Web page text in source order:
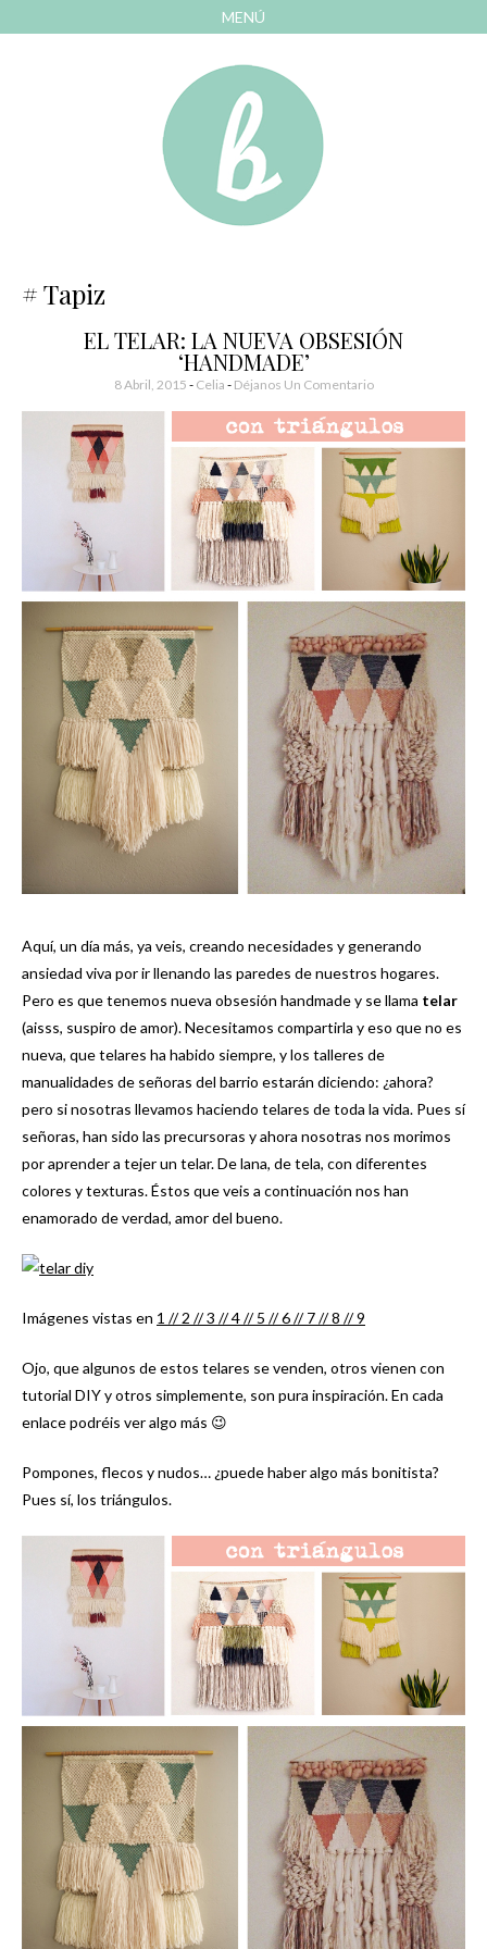
MENÚ
Bonitismos
Tapiz
EL TELAR: LA NUEVA OBSESIÓN
‘HANDMADE’
8 Abril, 2015 - Celia Déjanos Un Comentario
Aquí, un día más, ya veis, creando necesidades y generando
ansiedad viva por ir llenando las paredes de nuestros hogares.
Pero es que tenemos nueva obsesión handmade y se llama telar
(aisss, suspiro de amor). Necesitamos compartirla y eso que no es
nueva, que telares ha habido siempre, y los talleres de
manualidades de señoras del barrio estarán diciendo: ¿ahora?
pero si nosotras llevamos haciendo telares de toda la vida. Pues sí
señoras, han sido las precursoras y ahora nosotras nos morimos
por aprender a tejer un telar. De lana, de tela, con diferentes
colores y texturas. Éstos que veis a continuación nos han
enamorado de verdad, amor del bueno.
Imágenes vistas en 1 // 2 // 3 // 4 // 5 // 6 // 7 // 8 // 9
Ojo, que algunos de estos telares se venden, otros vienen con
tutorial DIY y otros simplemente, son pura inspiración. En cada
enlace podréis ver algo más 😉
Pompones, flecos y nudos… ¿puede haber algo más bonitista?
Pues sí, los triángulos.